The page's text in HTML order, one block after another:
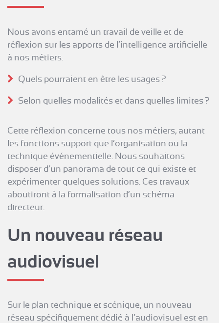
Nous avons entamé un travail de veille et de
réflexion sur les apports de l’intelligence artificielle
à nos métiers.
Quels pourraient en être les usages ?
Selon quelles modalités et dans quelles limites ?
Cette réflexion concerne tous nos métiers, autant
les fonctions support que l’organisation ou la
technique événementielle. Nous souhaitons
disposer d’un panorama de tout ce qui existe et
expérimenter quelques solutions. Ces travaux
aboutiront à la formalisation d’un schéma
directeur.
Un nouveau réseau
audiovisuel
Sur le plan technique et scénique, un nouveau
réseau spécifiquement dédié à l’audiovisuel est en